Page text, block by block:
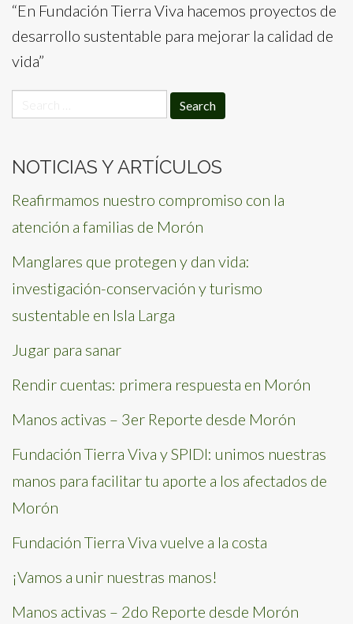
“En Fundación Tierra Viva hacemos proyectos de
desarrollo sustentable para mejorar la calidad de
vida”
for:
NOTICIAS Y ARTÍCULOS
Reafirmamos nuestro compromiso con la
atención a familias de Morón
Manglares que protegen y dan vida:
investigación-conservación y turismo
sustentable en Isla Larga
Jugar para sanar
Rendir cuentas: primera respuesta en Morón
Manos activas – 3er Reporte desde Morón
Fundación Tierra Viva y SPIDI: unimos nuestras
manos para facilitar tu aporte a los afectados de
Morón
Fundación Tierra Viva vuelve a la costa
¡Vamos a unir nuestras manos!
Manos activas – 2do Reporte desde Morón